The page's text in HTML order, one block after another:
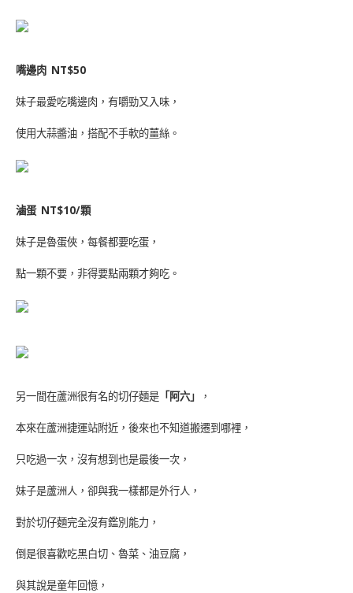
嘴邊肉 NT$50
妹子最愛吃嘴邊肉，有嚼勁又入味，
使用大蒜醬油，搭配不手軟的薑絲。
滷蛋 NT$10/顆
妹子是魯蛋俠，每餐都要吃蛋，
點一顆不要，非得要點兩顆才夠吃。
另一間在蘆洲很有名的切仔麵是 「阿六」 ，
本來在蘆洲捷運站附近，後來也不知道搬遷到哪裡，
只吃過一次，沒有想到也是最後一次，
妹子是蘆洲人，卻與我一樣都是外行人，
對於切仔麵完全沒有鑑別能力，
倒是很喜歡吃黑白切、魯菜、油豆腐，
與其說是童年回憶，